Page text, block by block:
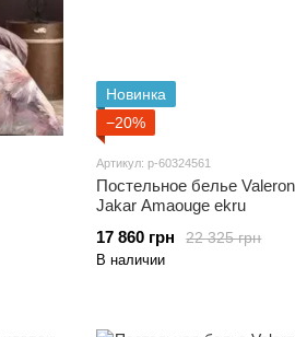
Новинка
−20%
Артикул: p-60324561
Постельное белье
Jakar Amaouge ekru
22 325 грн
17 860 грн
В наличии